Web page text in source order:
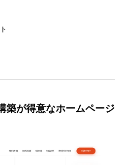
築が得意なホームページ